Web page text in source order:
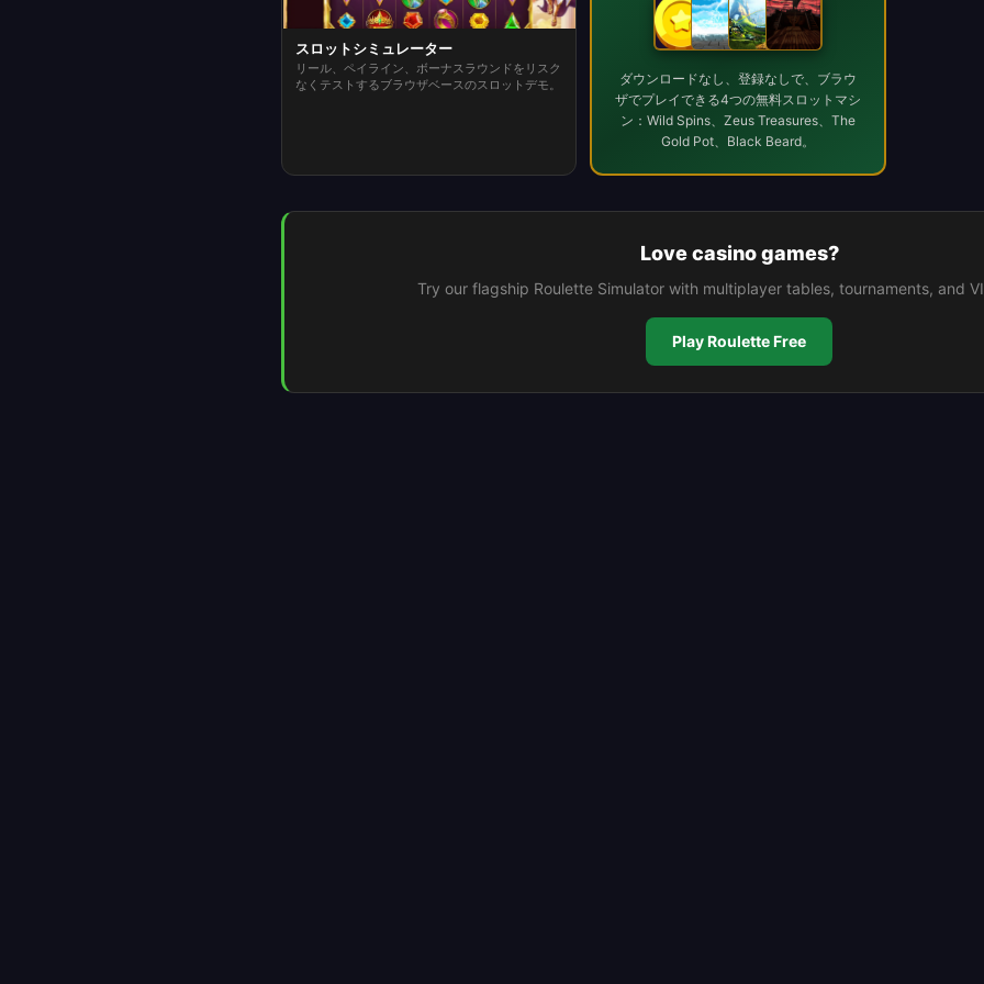
スロットシミュレーター
リール、ペイライン、ボーナスラウンドをリスク
なくテストするブラウザベースのスロットデモ。
ダウンロードなし、登録なしで、ブラウ
ザでプレイできる4つの無料スロットマシ
ン：Wild Spins、Zeus Treasures、The
Gold Pot、Black Beard。
Love casino games?
Try our flagship Roulette Simulator with multiplayer tables, tournaments, and
Play Roulette Free